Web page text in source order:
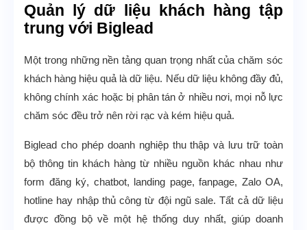
Quản lý dữ liệu khách hàng tập
trung với Biglead
Một trong những nền tảng quan trọng nhất của chăm sóc
khách hàng hiệu quả là dữ liệu. Nếu dữ liệu không đầy đủ,
không chính xác hoặc bị phân tán ở nhiều nơi, mọi nỗ lực
chăm sóc đều trở nên rời rạc và kém hiệu quả.
Biglead cho phép doanh nghiệp thu thập và lưu trữ toàn
bộ thông tin khách hàng từ nhiều nguồn khác nhau như
form đăng ký, chatbot, landing page, fanpage, Zalo OA,
hotline hay nhập thủ công từ đội ngũ sale. Tất cả dữ liệu
được đồng bộ về một hệ thống duy nhất, giúp doanh